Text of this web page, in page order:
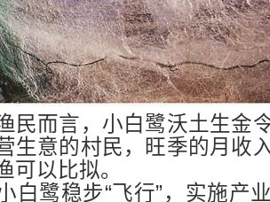
民而言，小白鹭沃土生金
生意的村民，旺季的月收
可以比拟。
白鹭稳步“飞行”，实施产